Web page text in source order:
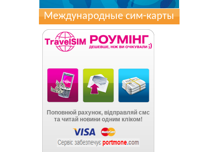
Международные сим-карты